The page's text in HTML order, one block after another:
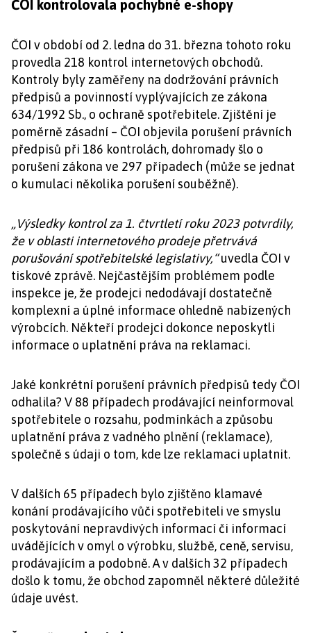
ČOI kontrolovala pochybné e-shopy
ČOI v období od 2. ledna do 31. března tohoto roku
provedla 218 kontrol internetových obchodů.
Kontroly byly zaměřeny na dodržování právních
předpisů a povinností vyplývajících ze zákona
634/1992 Sb., o ochraně spotřebitele. Zjištění je
poměrně zásadní – ČOI objevila porušení právních
předpisů při 186 kontrolách, dohromady šlo o
porušení zákona ve 297 případech (může se jednat
o kumulaci několika porušení souběžně).
„Výsledky kontrol za 1. čtvrtletí roku 2023 potvrdily,
že v oblasti internetového prodeje přetrvává
porušování spotřebitelské legislativy,“uvedla ČOI v
tiskové zprávě. Nejčastějším problémem podle
inspekce je, že prodejci nedodávají dostatečně
komplexní a úplné informace ohledně nabízených
výrobcích. Někteří prodejci dokonce neposkytli
informace o uplatnění práva na reklamaci.
Jaké konkrétní porušení právních předpisů tedy ČOI
odhalila? V 88 případech prodávající neinformoval
spotřebitele o rozsahu, podmínkách a způsobu
uplatnění práva z vadného plnění (reklamace),
společně s údaji o tom, kde lze reklamaci uplatnit.
V dalších 65 případech bylo zjištěno klamavé
konání prodávajícího vůči spotřebiteli ve smyslu
poskytování nepravdivých informací či informací
uvádějících v omyl o výrobku, službě, ceně, servisu,
prodávajícím a podobně. A v dalších 32 případech
došlo k tomu, že obchod zapomněl některé důležité
údaje uvést.